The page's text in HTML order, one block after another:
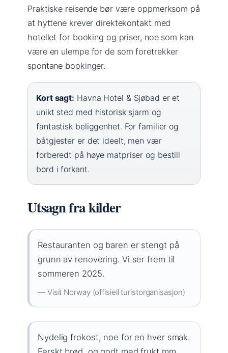
Praktiske reisende bør være oppmerksom på
at hyttene krever direktekontakt med
hotellet for booking og priser, noe som kan
være en ulempe for de som foretrekker
spontane bookinger.
Kort sagt: Havna Hotel & Sjøbad er et
unikt sted med historisk sjarm og
fantastisk beliggenhet. For familier og
båtgjester er det ideelt, men vær
forberedt på høye matpriser og bestill
bord i forkant.
Utsagn fra kilder
Restauranten og baren er stengt på
grunn av renovering. Vi ser frem til
sommeren 2025.
— Visit Norway (offisiell turistorganisasjon)
Nydelig frokost, noe for en hver smak.